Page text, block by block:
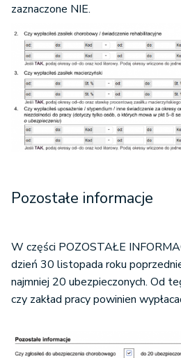
zaznaczone NIE.
Pozostałe informacje
W części POZOSTAŁE
dzień 30 listopada roku
najmniej 20 ubezpieczonych. Od
czy zakład pracy powinien